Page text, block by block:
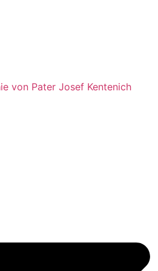
von Pater Josef Kentenich